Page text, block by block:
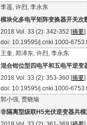
李遥, 许烈, 李永东
模块化多电平矩阵变换器开关次
2018 Vol. 33 (2): 342-352 [摘要]
doi: 10.19595/j.cnki.1000-
王奎, 郑泽东, 许烈, 李永东
混合钳位型四电平和五电平逆变
2018 Vol. 33 (2): 353-360 [摘要]
doi: 10.19595/j.cnki.1000-
郭小强, 贾晓瑜
非隔离型级联H5光伏逆变器共